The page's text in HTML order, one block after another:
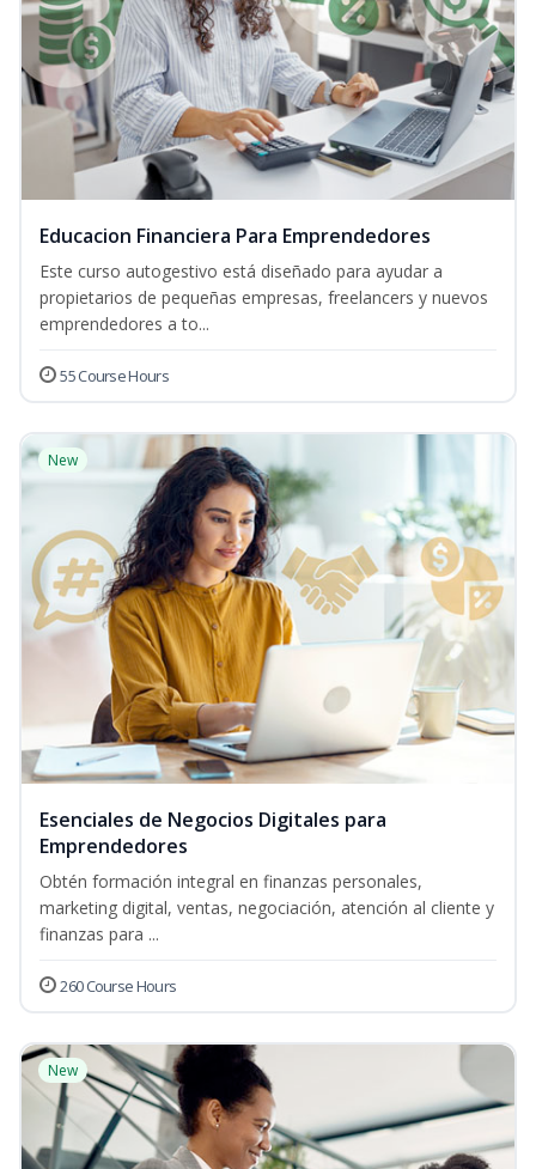
Educacion Financiera Para Emprendedores
Este curso autogestivo está diseñado para ayudar a
propietarios de pequeñas empresas, freelancers y nuevos
emprendedores a to...
55 Course Hours
New
Esenciales de Negocios Digitales para
Emprendedores
Obtén formación integral en finanzas personales,
marketing digital, ventas, negociación, atención al cliente y
finanzas para ...
260 Course Hours
New